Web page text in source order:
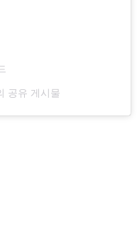
공유 게시물